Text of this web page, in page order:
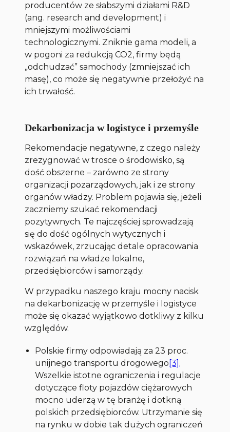
producentów ze słabszymi działami R&D
(ang. research and development) i
mniejszymi możliwościami
technologicznymi. Zniknie gama modeli, a
w pogoni za redukcją CO2, firmy będą
„odchudzać” samochody (zmniejszać ich
masę), co może się negatywnie przełożyć na
ich trwałość.
Dekarbonizacja w logistyce i przemyśle
Rekomendacje negatywne, z czego należy
zrezygnować w trosce o środowisko, są
dość obszerne – zarówno ze strony
organizacji pozarządowych, jak i ze strony
organów władzy. Problem pojawia się, jeżeli
zaczniemy szukać rekomendacji
pozytywnych. Te najczęściej sprowadzają
się do dość ogólnych wytycznych i
wskazówek, zrzucając detale opracowania
rozwiązań na władze lokalne,
przedsiębiorców i samorządy.
W przypadku naszego kraju mocny nacisk
na dekarbonizację w przemyśle i logistyce
może się okazać wyjątkowo dotkliwy z kilku
względów.
Polskie firmy odpowiadają za 23 proc.
unijnego transportu drogowego [3] .
Wszelkie istotne ograniczenia i regulacje
dotyczące floty pojazdów ciężarowych
mocno uderzą w tę branżę i dotkną
polskich przedsiębiorców. Utrzymanie się
na rynku w dobie tak dużych ograniczeń